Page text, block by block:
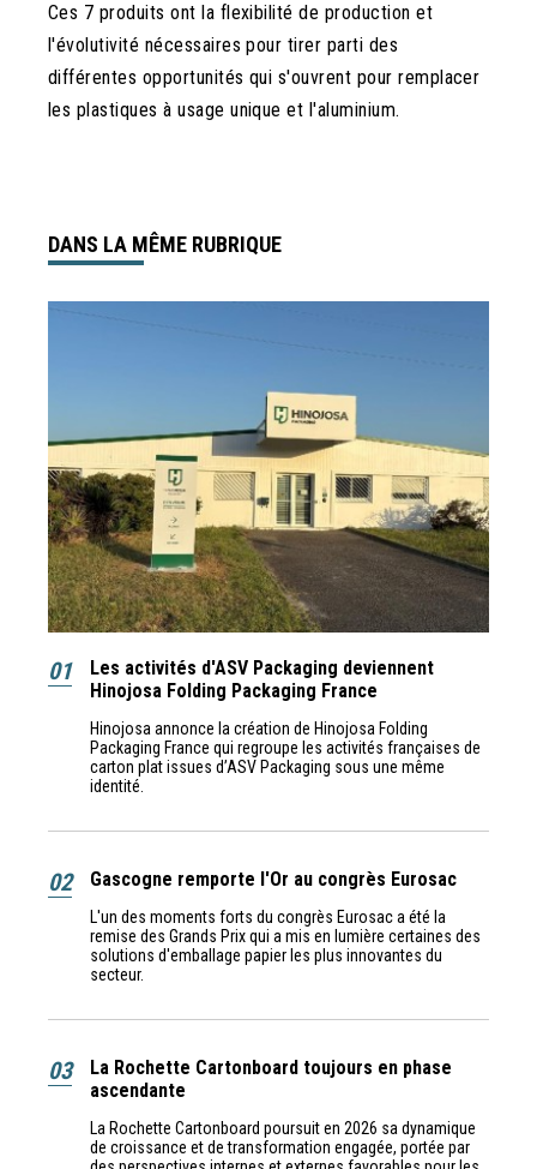
Ces 7 produits ont la flexibilité de production et
l'évolutivité nécessaires pour tirer parti des
différentes opportunités qui s'ouvrent pour remplacer
les plastiques à usage unique et l'aluminium.
DANS LA MÊME RUBRIQUE
01
Les activités d'ASV Packaging deviennent
Hinojosa Folding Packaging France
Hinojosa annonce la création de Hinojosa Folding
Packaging France qui regroupe les activités françaises de
carton plat issues d’ASV Packaging sous une même
identité.
02 Gascogne remporte l'Or au congrès Eurosac
L'un des moments forts du congrès Eurosac a été la
remise des Grands Prix qui a mis en lumière certaines des
solutions d'emballage papier les plus innovantes du
secteur.
03
La Rochette Cartonboard toujours en phase
ascendante
La Rochette Cartonboard poursuit en 2026 sa dynamique
de croissance et de transformation engagée, portée par